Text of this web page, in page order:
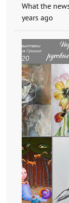
What the
years ago